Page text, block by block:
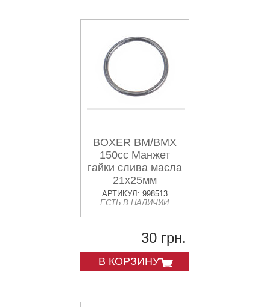
BOXER BM/BMX
150cc Манжет
гайки слива масла
21x25мм
"59210023"
АРТИКУЛ: 998513
ЕСТЬ В НАЛИЧИИ
30 грн.
В КОРЗИНУ